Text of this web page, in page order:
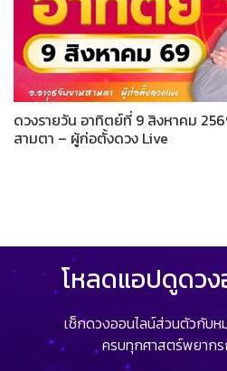
ดวงรายวัน อาทิตย์ที่ 9 สิงหาคม
สามตา – ผู้ก่อตั้งดวง Live
โหลดแอปดูดวง
เช็กดวงออนไลน์ส่วนตัวกับ
ครบทุกศาสตร์พยาก